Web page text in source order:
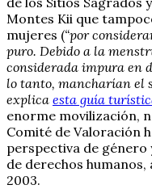
Montes Kii que
mujeres (“por
puro. Debido a la
considerada impura en
lo tanto, mancharían el
explica esta guía
enorme movilización,
Comité de Valoración
perspectiva de
de derechos humanos,
2003.